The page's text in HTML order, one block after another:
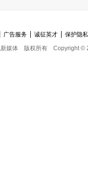
广告服务 诚征英才
保护隐
媒体
版权所有 Copyright ©